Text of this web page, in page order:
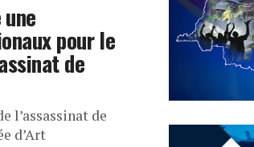
pour le
de
l’assassinat de
d’Art